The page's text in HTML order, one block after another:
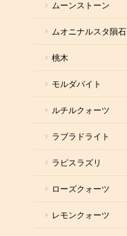
ムーンストーン
ムオニナルスタ隕石
桃木
モルダバイト
ルチルクォーツ
ラブラドライト
ラピスラズリ
ローズクォーツ
レモンクォーツ